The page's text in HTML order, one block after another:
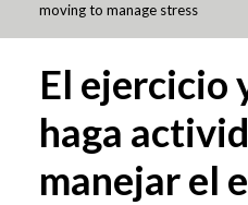
moving to manage stress
El ejercicio
haga
manejar el